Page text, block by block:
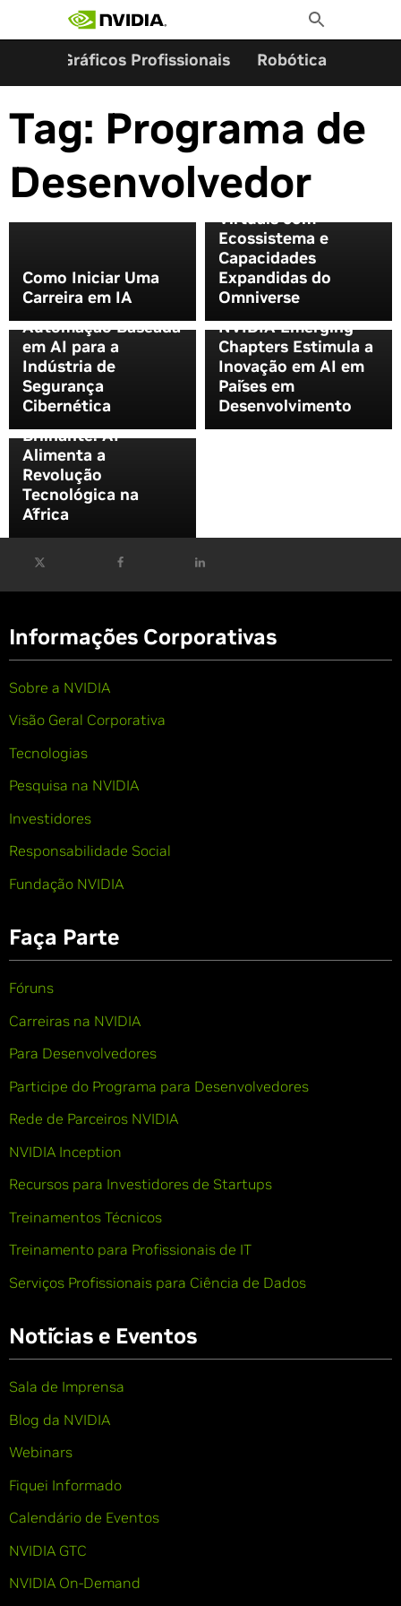
Toggle
Search
Gráficos Profissionais Robótica
Tag: Programa de
Desenvolvedor
Como Iniciar Uma
Carreira em IA
NVIDIA Abre Novos
Portais para Mundos
Virtuais com
Ecossistema e
Capacidades
Expandidas do
Omniverse
NVIDIA lança
Morpheus para Levar
Automação Baseada
em AI para a
Indústria de
Segurança
Cibernética
Maravilhas do
Mundo: O Programa
NVIDIA Emerging
Chapters Estimula a
Inovação em AI em
Países em
Desenvolvimento
O Continente
Brilhante: AI
Alimenta a
Revolução
Tecnológica na
África
Informações Corporativas
Sobre a NVIDIA
Visão Geral Corporativa
Tecnologias
Pesquisa na NVIDIA
Investidores
Responsabilidade Social
Fundação NVIDIA
Faça Parte
Fóruns
Carreiras na NVIDIA
Para Desenvolvedores
Participe do Programa para Desenvolvedores
Rede de Parceiros NVIDIA
NVIDIA Inception
Recursos para Investidores de Startups
Treinamentos Técnicos
Treinamento para Profissionais de IT
Serviços Profissionais para Ciência de Dados
Notícias e Eventos
Sala de Imprensa
Blog da NVIDIA
Webinars
Fiquei Informado
Calendário de Eventos
NVIDIA GTC
NVIDIA On-Demand